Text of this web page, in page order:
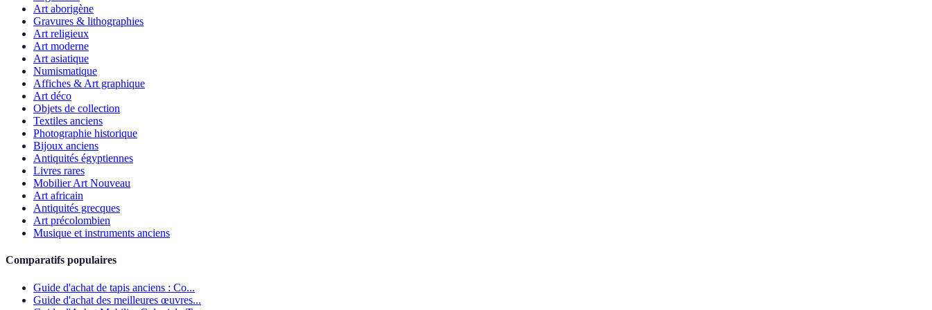
Art aborigène
Gravures & lithographies
Art religieux
Art moderne
Art asiatique
Numismatique
Affiches & Art graphique
Art déco
Objets de collection
Textiles anciens
Photographie historique
Bijoux anciens
Antiquités égyptiennes
Livres rares
Mobilier Art Nouveau
Art africain
Antiquités grecques
Art précolombien
Musique et instruments anciens
Comparatifs populaires
Guide d'achat de tapis anciens : Co...
Guide d'achat des meilleures œuvres...